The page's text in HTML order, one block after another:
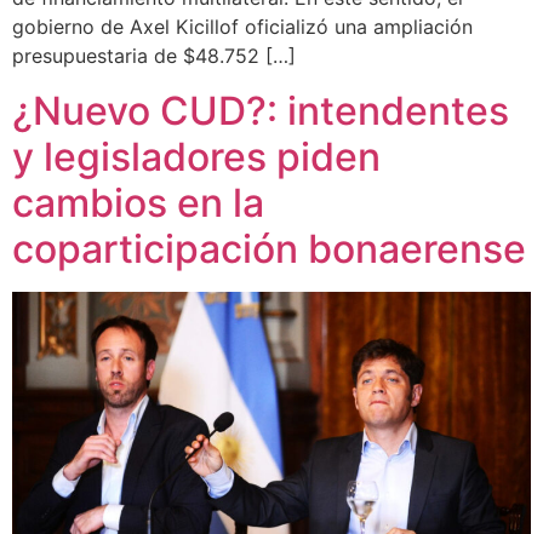
gobierno de Axel Kicillof oficializó una ampliación
presupuestaria de $48.752 […]
¿Nuevo CUD?: intendentes
y legisladores piden
cambios en la
coparticipación bonaerense